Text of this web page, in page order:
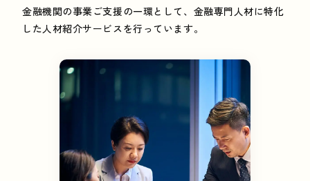
金融機関の事業ご支援の一環として、金融専門人材に特化
した人材紹介サービスを行っています。